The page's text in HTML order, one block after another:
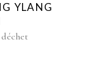
YLANG